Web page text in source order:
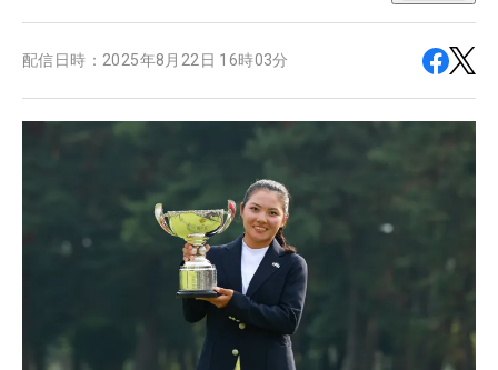
配信日時： 2025年8月22日 16時03分